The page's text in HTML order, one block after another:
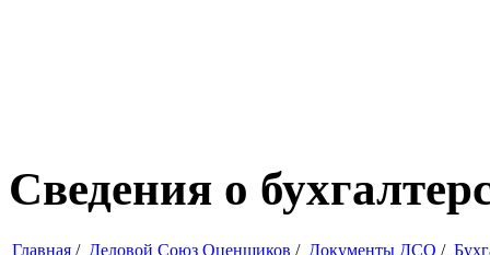
Сведения о
Главная / Деловой Союз Оценщиков / Документы ДСО /